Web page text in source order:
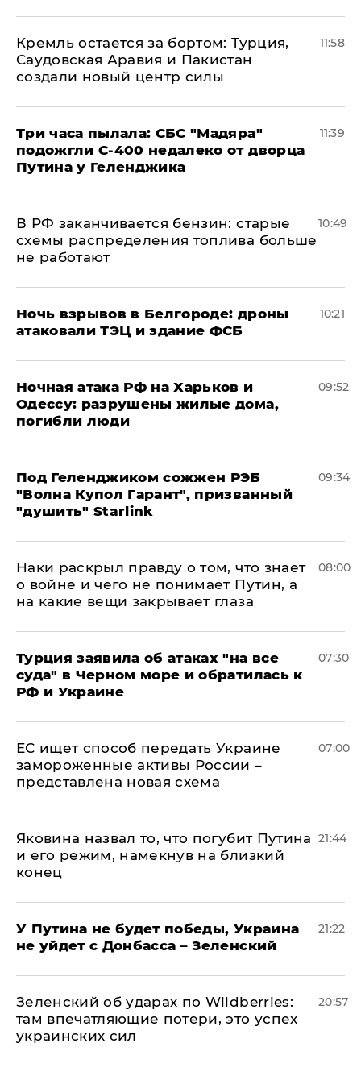
​Кремль остается за бортом: Турция,
Саудовская Аравия и Пакистан
создали новый центр силы
11:58
Три часа пылала: СБС "Мадяра"
подожгли С-400 недалеко от дворца
Путина у Геленджика
11:39
​В РФ заканчивается бензин: старые
схемы распределения топлива больше
не работают
10:49
​Ночь взрывов в Белгороде: дроны
атаковали ТЭЦ и здание ФСБ
10:21
​Ночная атака РФ на Харьков и
Одессу: разрушены жилые дома,
погибли люди
09:52
Под Геленджиком сожжен РЭБ
"Волна Купол Гарант", призванный
"душить" Starlink
09:34
Наки раскрыл правду о том, что знает
о войне и чего не понимает Путин, а
на какие вещи закрывает глаза
08:00
Турция заявила об атаках "на все
суда" в Черном море и обратилась к
РФ и Украине
07:30
ЕС ищет способ передать Украине
замороженные активы России –
представлена новая схема
07:00
Яковина назвал то, что погубит Путина
и его режим, намекнув на близкий
конец
21:44
У Путина не будет победы, Украина
не уйдет с Донбасса – Зеленский
21:22
Зеленский об ударах по Wildberries:
там впечатляющие потери, это успех
украинских сил
20:57